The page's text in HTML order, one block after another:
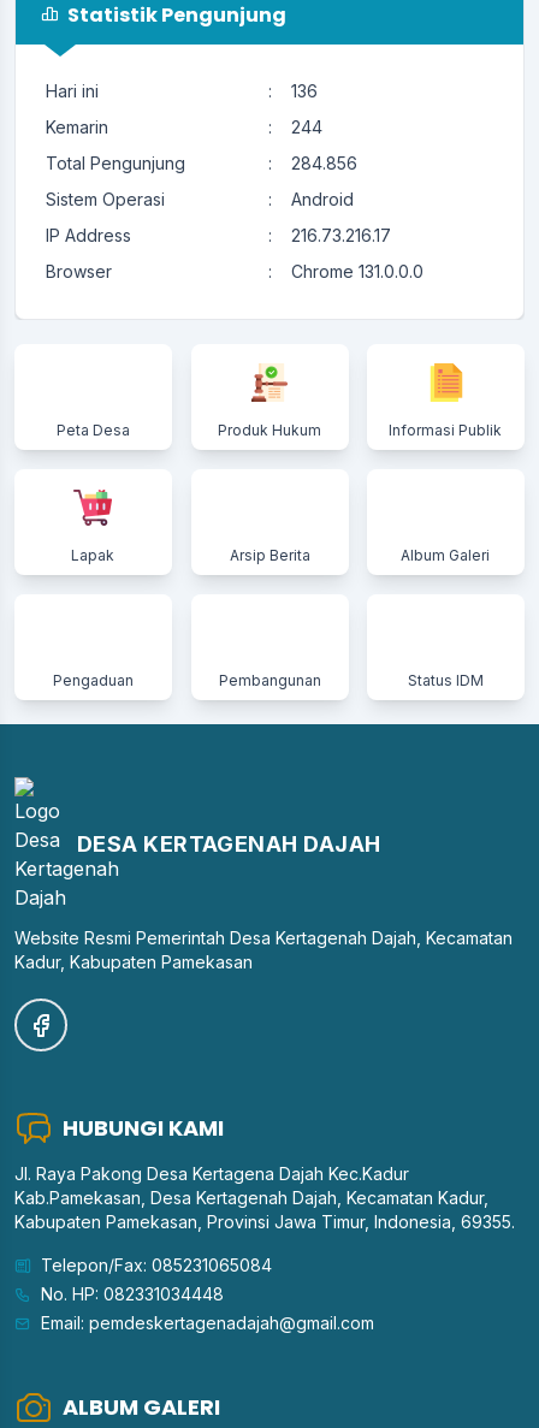
Statistik Pengunjung
Hari ini :
136
Kemarin
:
244
Total Pengunjung
:
284.856
Sistem Operasi
:
Android
IP Address
:
216.73.216.17
Browser
: Chrome 131.0.0.0
Peta Desa Produk Hukum Informasi Publik
Lapak Arsip Berita Album Galeri
Pengaduan Pembangunan Status IDM
DESA KERTAGENAH DAJAH
Website Resmi Pemerintah Desa Kertagenah Dajah, Kecamatan
Kadur, Kabupaten Pamekasan
HUBUNGI KAMI
Jl. Raya Pakong Desa Kertagena Dajah Kec.Kadur
Kab.Pamekasan, Desa Kertagenah Dajah, Kecamatan Kadur,
Kabupaten Pamekasan, Provinsi Jawa Timur, Indonesia, 69355.
Telepon/Fax: 085231065084
No. HP: 082331034448
Email: pemdeskertagenadajah@gmail.com
ALBUM GALERI